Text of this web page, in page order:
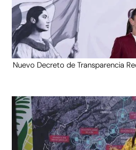
Nuevo Decreto de Transparencia